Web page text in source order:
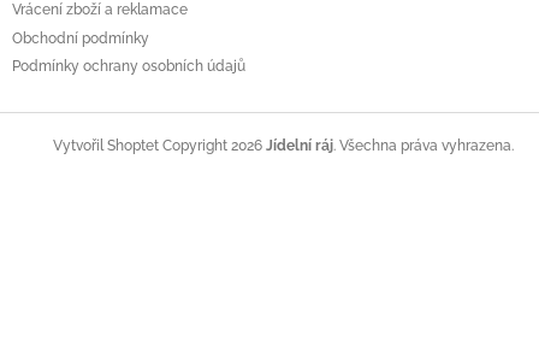
Vrácení zboží a reklamace
Obchodní podmínky
Podmínky ochrany osobních údajů
Vytvořil Shoptet Copyright 2026Jídelní ráj. Všechna práva vyhrazena.